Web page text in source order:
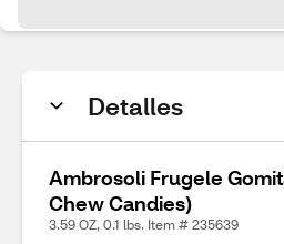
Detalles
Ambrosoli Frugele
Chew Candies)
3.59 OZ, 0.1 lbs. Item # 235639